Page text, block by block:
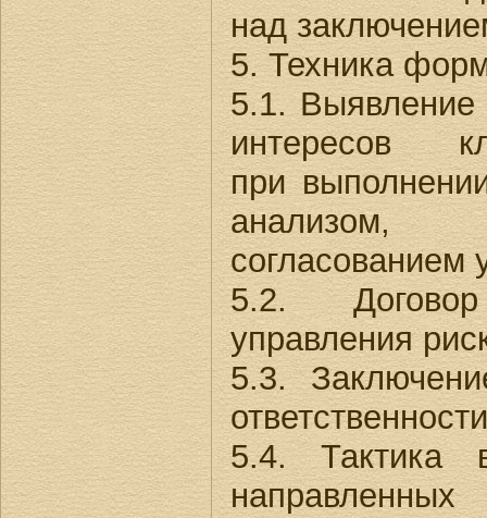
над
5. Техника
5.1. Выявление
интересов
при
анализом,
согласованием
5.2.
управления
5.3.
5.4. Тактика